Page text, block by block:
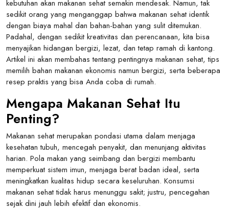
kebutuhan akan makanan sehat semakin mendesak. Namun, tak
sedikit orang yang menganggap bahwa makanan sehat identik
dengan biaya mahal dan bahan-bahan yang sulit ditemukan.
Padahal, dengan sedikit kreativitas dan perencanaan, kita bisa
menyajikan hidangan bergizi, lezat, dan tetap ramah di kantong.
Artikel ini akan membahas tentang pentingnya makanan sehat, tips
memilih bahan makanan ekonomis namun bergizi, serta beberapa
resep praktis yang bisa Anda coba di rumah.
Mengapa Makanan Sehat Itu
Penting?
Makanan sehat merupakan pondasi utama dalam menjaga
kesehatan tubuh, mencegah penyakit, dan menunjang aktivitas
harian. Pola makan yang seimbang dan bergizi membantu
memperkuat sistem imun, menjaga berat badan ideal, serta
meningkatkan kualitas hidup secara keseluruhan. Konsumsi
makanan sehat tidak harus menunggu sakit; justru, pencegahan
sejak dini jauh lebih efektif dan ekonomis.